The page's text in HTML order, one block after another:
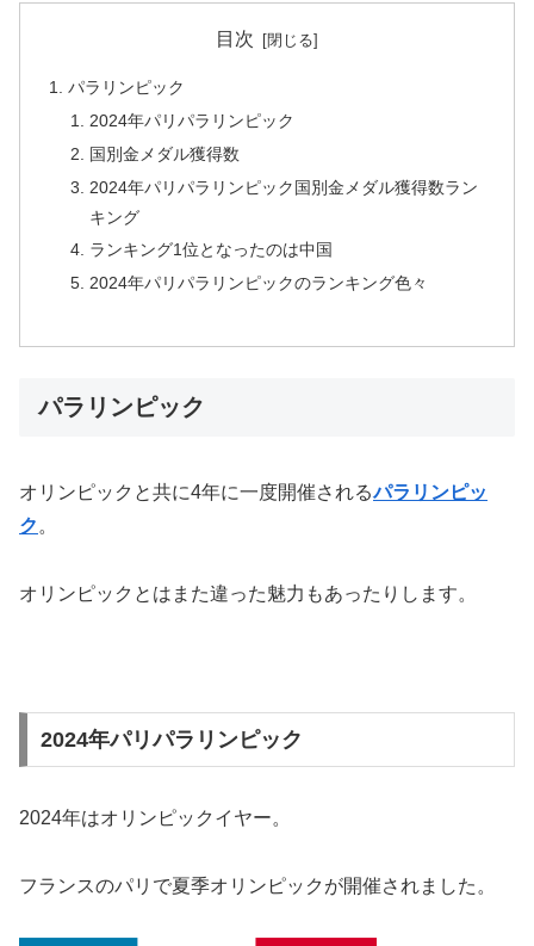
目次
パラリンピック
2024年パリパラリンピック
国別金メダル獲得数
2024年パリパラリンピック国別金メダル獲得数ラン
キング
ランキング1位となったのは中国
2024年パリパラリンピックのランキング色々
パラリンピック
オリンピックと共に4年に一度開催されるパラリンピッ
ク 。
オリンピックとはまた違った魅力もあったりします。
2024年パリパラリンピック
2024年はオリンピックイヤー。
フランスのパリで夏季オリンピックが開催されました。